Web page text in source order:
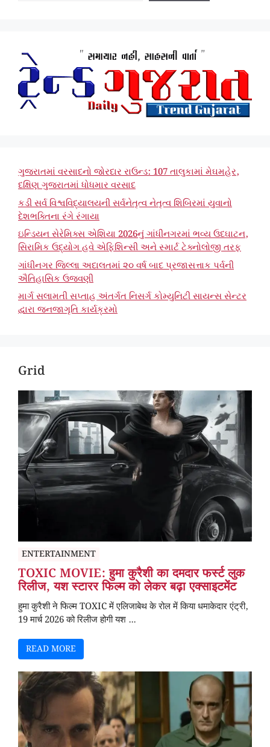
ગુજરાતમાં વરસાદનો જોરદાર રાઉન્ડ: 107 તાલુકામાં મેઘમહેર,
દક્ષિણ ગુજરાતમાં ધોધમાર વરસાદ
કડી સર્વ વિશ્વવિદ્યાલયની સર્વનેતૃત્વ નેતૃત્વ શિબિરમાં યુવાનો
દેશભક્તિના રંગે રંગાયા
ઇન્ડિયન સેરેમિક્સ એશિયા 2026નું ગાંધીનગરમાં ભવ્ય ઉદઘાટન,
સિરામિક ઉદ્યોગ હવે એફિશિન્સી અને સ્માર્ટ ટેક્નોલોજી તરફ
ગાંધીનગર જિલ્લા અદાલતમાં ૨૦ વર્ષ બાદ પ્રજાસત્તાક પર્વની
ઐતિહાસિક ઉજવણી
માર્ગ સલામતી સપ્તાહ અંતર્ગત નિસર્ગ કોમ્યુનિટી સાયન્સ સેન્ટર
દ્વારા જનજાગૃતિ કાર્યક્રમો
Grid
ENTERTAINMENT
TOXIC MOVIE: हुमा कुरैशी का दमदार फर्स्ट लुक
रिलीज, यश स्टारर फिल्म को लेकर बढ़ा एक्साइटमेंट
हुमा कुरैशी ने फिल्म TOXIC में एलिजाबेथ के रोल में किया धमाकेदार एंट्री,
19 मार्च 2026 को रिलीज होगी यश ...
READ MORE